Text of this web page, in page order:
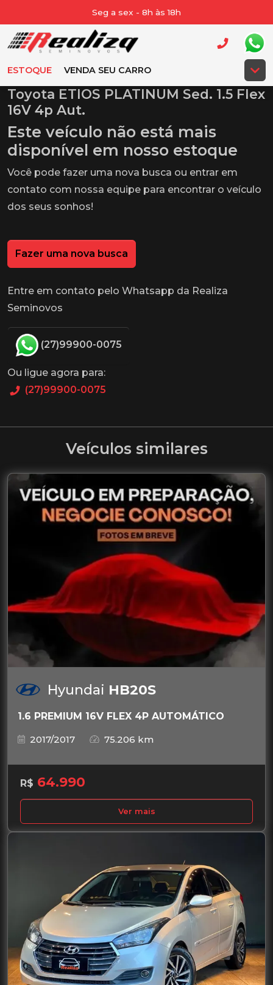
Seg a sex - 8h às 18h
ESTOQUE VENDA SEU CARRO
Toyota ETIOS PLATINUM Sed. 1.5 Flex
16V 4p Aut.
Este veículo não está mais
disponível em nosso estoque
Você pode fazer uma nova busca ou entrar em
contato com nossa equipe para encontrar o veículo
dos seus sonhos!
Fazer uma nova busca
Entre em contato pelo Whatsapp da Realiza
Seminovos
(27)99900-0075
Ou ligue agora para:
(27)99900-0075
Veículos similares
Hyundai HB20S
1.6 PREMIUM 16V FLEX 4P AUTOMÁTICO
2017/2017
75.206 km
R$ 64.990
Ver mais